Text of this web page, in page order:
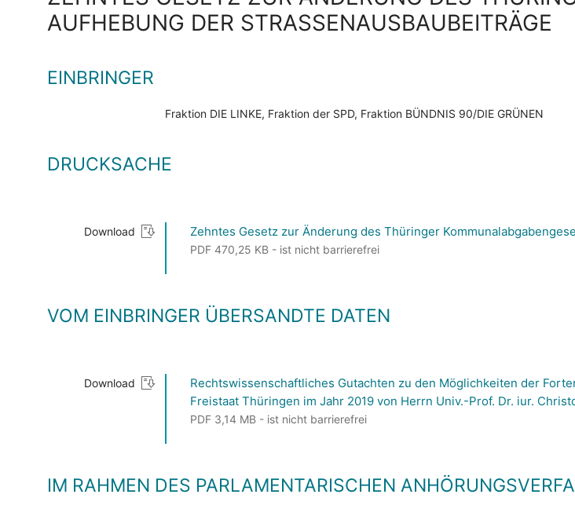
AUFHEBUNG DER STRASSENAUSBAUBEITRÄGE
EINBRINGER
Fraktion DIE LINKE, Fraktion der SPD, Fraktion BÜNDNIS 90/DIE GRÜNEN
DRUCKSACHE
Download Zehntes Gesetz zur Änderung des Thüringer
PDF 470,25 KB - ist nicht barrierefrei
VOM EINBRINGER ÜBERSANDTE DATEN
Download
Rechtswissenschaftliches Gutachten zu den Möglichkeiten der
Freistaat Thüringen im Jahr 2019 von Herrn Univ.-Prof. Dr. iur.
PDF 3,14 MB - ist nicht barrierefrei
IM RAHMEN DES PARLAMENTARISCHEN